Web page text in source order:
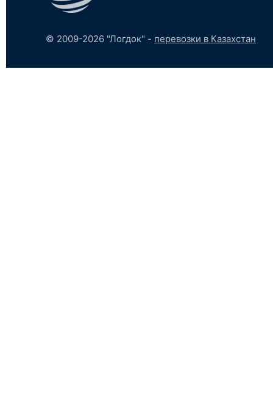
© 2009-2026 "Логдок" - перевозки в Казахстан